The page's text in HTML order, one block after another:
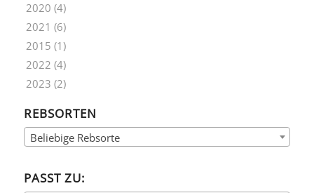
2020 (4)
2021 (6)
2015 (1)
2022 (4)
2023 (2)
REBSORTEN
Beliebige Rebsorte
PASST ZU: